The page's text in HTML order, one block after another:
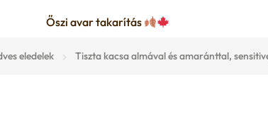
Őszi avar takarítás
eledelek Tiszta kacsa almával és amaránttal,